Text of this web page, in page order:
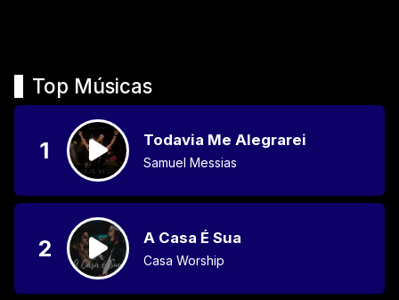
Top Músicas
1 Todavia Me Alegrarei
Samuel Messias
2 A Casa É Sua
Casa Worship